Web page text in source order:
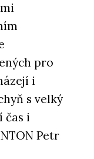
pro
i
s velký
čas i
Petr